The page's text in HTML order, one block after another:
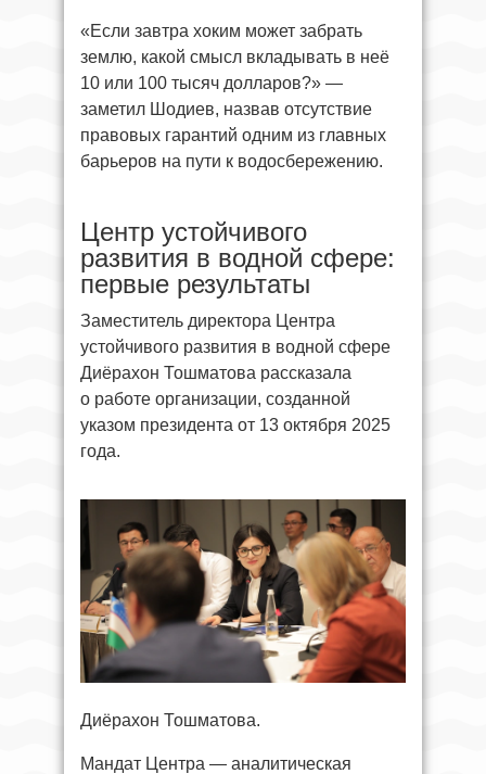
«Если завтра хоким может забрать
землю, какой смысл вкладывать в неё
10 или 100 тысяч долларов?» —
заметил Шодиев, назвав отсутствие
правовых гарантий одним из главных
барьеров на пути к водосбережению.
Центр устойчивого
развития в водной сфере:
первые результаты
Заместитель директора Центра
устойчивого развития в водной сфере
Диёрахон Тошматова рассказала
о работе организации, созданной
указом президента от 13 октября 2025
года.
Диёрахон Тошматова.
Мандат Центра — аналитическая